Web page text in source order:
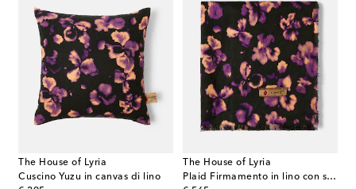
The House of Lyria
Cuscino Yuzu in canvas di lino
The House of Lyria
Plaid Firmamento in lino con stampa floreale